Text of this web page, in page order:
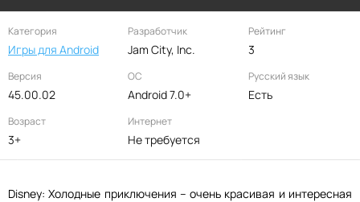
Категория
Игры для Android
Разработчик
Jam City, Inc.
Рейтинг
3
Версия
45.00.02
ОС
Android 7.0+
Русский язык
Есть
Возраст
3+
Интернет
Не требуется
Disney: Холодные приключения – очень красивая и интересная